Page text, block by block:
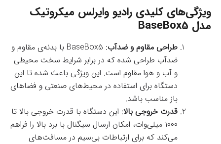
ویژگی‌های کلیدی رادیو وایرلس میکروتیک
مدل BaseBox5
طراحی مقاوم و ضدآب
: BaseBox5 با بدنه‌ی مقاوم و
ضدآب طراحی شده که در برابر شرایط سخت محیطی
و آب و هوا مقاوم است. این ویژگی باعث شده تا این
دستگاه برای استفاده در محیط‌های صنعتی و فضاهای
باز مناسب باشد.
قدرت خروجی بالا: این دستگاه با قدرت خروجی بالا تا
۱۰۰۰ میلی‌وات، امکان ارسال سیگنال با برد بالا را فراهم
می‌کند که برای ارتباطات بی‌سیم در مسافت‌های